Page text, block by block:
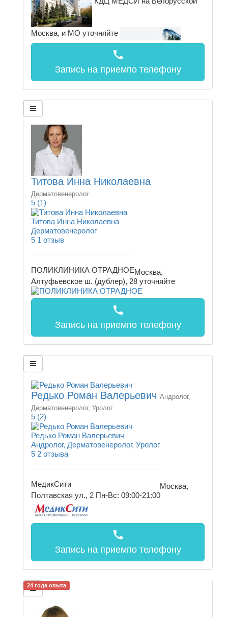
Москва, и МО уточняйте
call
Запись на приемпо телефону
Титова Инна Николаевна
Дерматовенеролог
5 (1)
Титова Инна Николаевна
Дерматовенеролог
5 1 отзыв
ПОЛИКЛИНИКА ОТРАДНОЕМосква,
Алтуфьевское ш. (дублер), 28 уточняйте
call
Запись на приемпо телефону
Редько Роман Валерьевич Андролог,
Дерматовенеролог, Уролог
5 (2)
Редько Роман Валерьевич
Андролог, Дерматовенеролог, Уролог
5 2 отзыва
МедикСити
Москва,
Полтавская ул., 2 Пн-Вс: 09:00-21:00
call
Запись на приемпо телефону
24 года опыта